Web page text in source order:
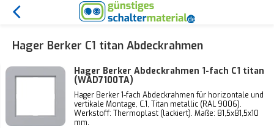
Hager Berker C1 titan Abdeckrahmen
Hager Berker Abdeckrahmen 1-fach C1 titan
(WAD7100TA)
Hager Berker 1-fach Abdeckrahmen für horizontale und
vertikale Montage, C.1, Titan metallic (RAL 9006).
Werkstoff: Thermoplast (lackiert). Maße: 81,5x81,5x10
mm.